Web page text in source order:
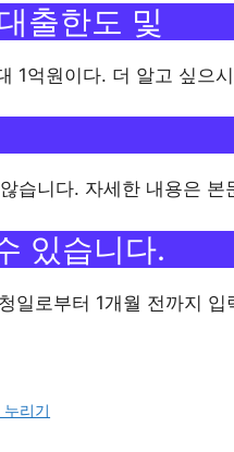
출한도 및
1억원이다. 더 알고 싶으
습니다. 자세한 내용은 본
있습니다.
일로부터 1개월 전까지
리기